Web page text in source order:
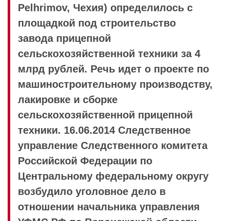
Pelhrimov, Чехия) определилось с
площадкой под строительство
завода прицепной
сельскохозяйственной техники за 4
млрд рублей. Речь идет о проекте по
машиностроительному производству,
лакировке и сборке
сельскохозяйственной прицепной
техники. 16.06.2014 Следственное
управление Следственного комитета
Российской Федерации по
Центральному федеральному округу
возбудило уголовное дело в
отношении начальника управления